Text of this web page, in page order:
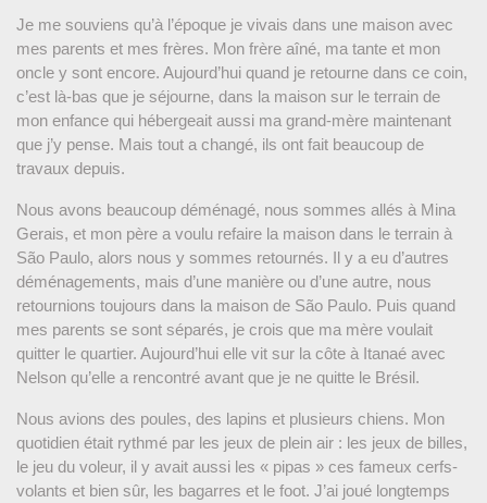
Je me souviens qu’à l’époque je vivais dans une maison avec
mes parents et mes frères. Mon frère aîné, ma tante et mon
oncle y sont encore. Aujourd’hui quand je retourne dans ce coin,
c’est là-bas que je séjourne, dans la maison sur le terrain de
mon enfance qui hébergeait aussi ma grand-mère maintenant
que j’y pense. Mais tout a changé, ils ont fait beaucoup de
travaux depuis.
Nous avons beaucoup déménagé, nous sommes allés à Mina
Gerais, et mon père a voulu refaire la maison dans le terrain à
São Paulo, alors nous y sommes retournés. Il y a eu d’autres
déménagements, mais d’une manière ou d’une autre, nous
retournions toujours dans la maison de São Paulo. Puis quand
mes parents se sont séparés, je crois que ma mère voulait
quitter le quartier. Aujourd’hui elle vit sur la côte à Itanaé avec
Nelson qu’elle a rencontré avant que je ne quitte le Brésil.
Nous avions des poules, des lapins et plusieurs chiens. Mon
quotidien était rythmé par les jeux de plein air : les jeux de billes,
le jeu du voleur, il y avait aussi les « pipas » ces fameux cerfs-
volants et bien sûr, les bagarres et le foot. J’ai joué longtemps